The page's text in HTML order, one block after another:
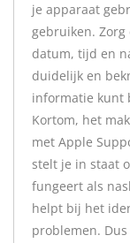
je apparaat
gebruiken.
datum, tijd en
duidelijk en
informatie kunt
Kortom, het
met Apple
stelt je in staat
fungeert als
helpt bij het
problemen.